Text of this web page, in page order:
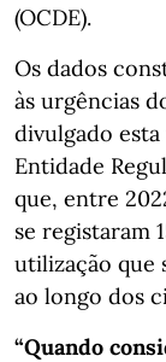
(OCDE).
Os dados
às urgências
divulgado
Entidade
que, entre
se registaram
utilização que
ao longo dos
“Quando